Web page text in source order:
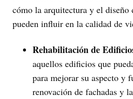
cómo la arquitectura y el diseño
pueden influir en la calidad de
Rehabilitación de
aquellos edificios que
para mejorar su aspecto y
renovación de fachadas y